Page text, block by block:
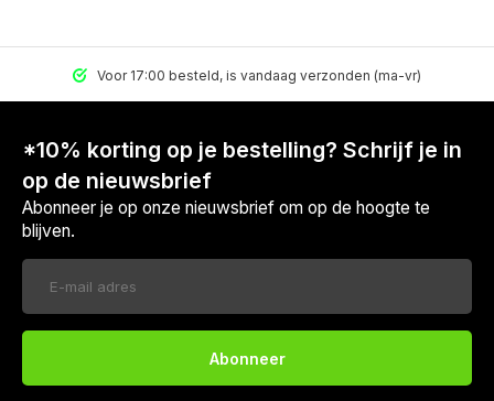
Voor 17:00 besteld, is vandaag verzonden (ma-vr)
*10% korting op je bestelling? Schrijf je in
op de nieuwsbrief
Abonneer je op onze nieuwsbrief om op de hoogte te
blijven.
Abonneer